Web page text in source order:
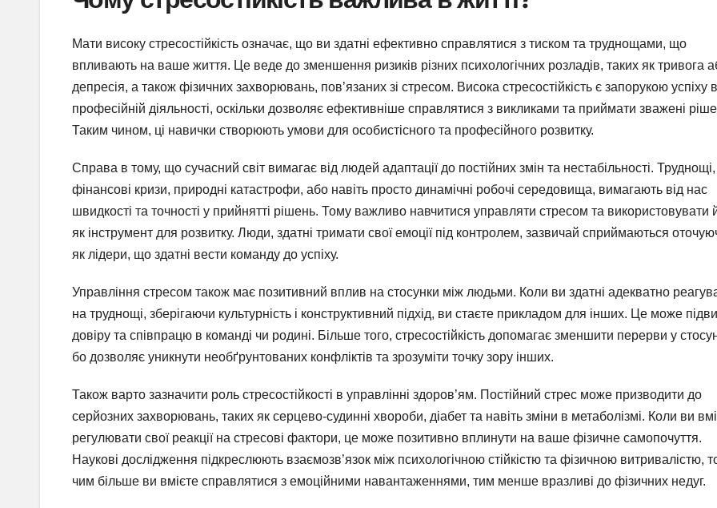
Мати високу стресостійкість означає, що ви здатні ефективно справлятися з тиском та труднощами, що
впливають на ваше життя. Це веде до зменшення ризиків різних психологічних розладів, таких як тривога
депресія, а також фізичних захворювань, пов’язаних зі стресом. Висока стресостійкість є запорукою успіху в
професійній діяльності, оскільки дозволяє ефективніше справлятися з викликами та приймати зважені
Таким чином, ці навички створюють умови для особистісного та професійного розвитку.
Справа в тому, що сучасний світ вимагає від людей адаптації до постійних змін та нестабільності.
фінансові кризи, природні катастрофи, або навіть просто динамічні робочі середовища, вимагають від нас
швидкості та точності у прийнятті рішень. Тому важливо навчитися управляти стресом та використовувати
як інструмент для розвитку. Люди, здатні тримати свої емоції під контролем, зазвичай сприймаються
як лідери, що здатні вести команду до успіху.
Управління стресом також має позитивний вплив на стосунки між людьми. Коли ви здатні адекватно
на труднощі, зберігаючи культурність і конструктивний підхід, ви стаєте прикладом для інших. Це може
довіру та співпрацю в команді чи родині. Більше того, стресостійкість допомагає зменшити перерви у
бо дозволяє уникнути необґрунтованих конфліктів та зрозуміти точку зору інших.
Також варто зазначити роль стресостійкості в управлінні здоров’ям. Постійний стрес може призводити до
серйозних захворювань, таких як серцево-судинні хвороби, діабет та навіть зміни в метаболізмі. Коли ви
регулювати свої реакції на стресові фактори, це може позитивно вплинути на ваше фізичне самопочуття.
Наукові дослідження підкреслюють взаємозв’язок між психологічною стійкістю та фізичною витривалістю,
чим більше ви вмієте справлятися з емоційними навантаженнями, тим менше вразливі до фізичних недуг.